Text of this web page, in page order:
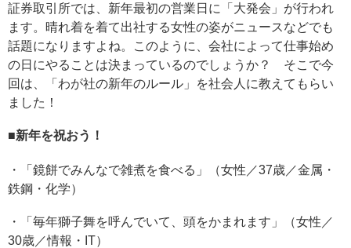
証券取引所では、新年最初の営業日に「大発会」が行われ
ます。晴れ着を着て出社する女性の姿がニュースなどでも
話題になりますよね。このように、会社によって仕事始め
の日にやることは決まっているのでしょうか？ そこで今
回は、「わが社の新年のルール」を社会人に教えてもらい
ました！
■新年を祝おう！
・「鏡餅でみんなで雑煮を食べる」（女性／37歳／金属・
鉄鋼・化学）
・「毎年獅子舞を呼んでいて、頭をかまれます」（女性／
30歳／情報・IT）